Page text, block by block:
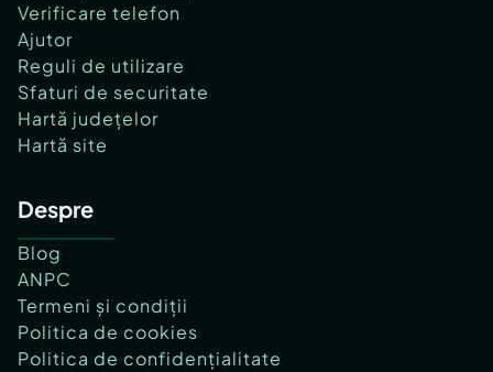
Verificare telefon
Ajutor
Reguli de utilizare
Sfaturi de securitate
Hartă județelor
Hartă site
Despre
Blog
ANPC
Termeni și condiții
Politica de cookies
Politica de confidențialitate